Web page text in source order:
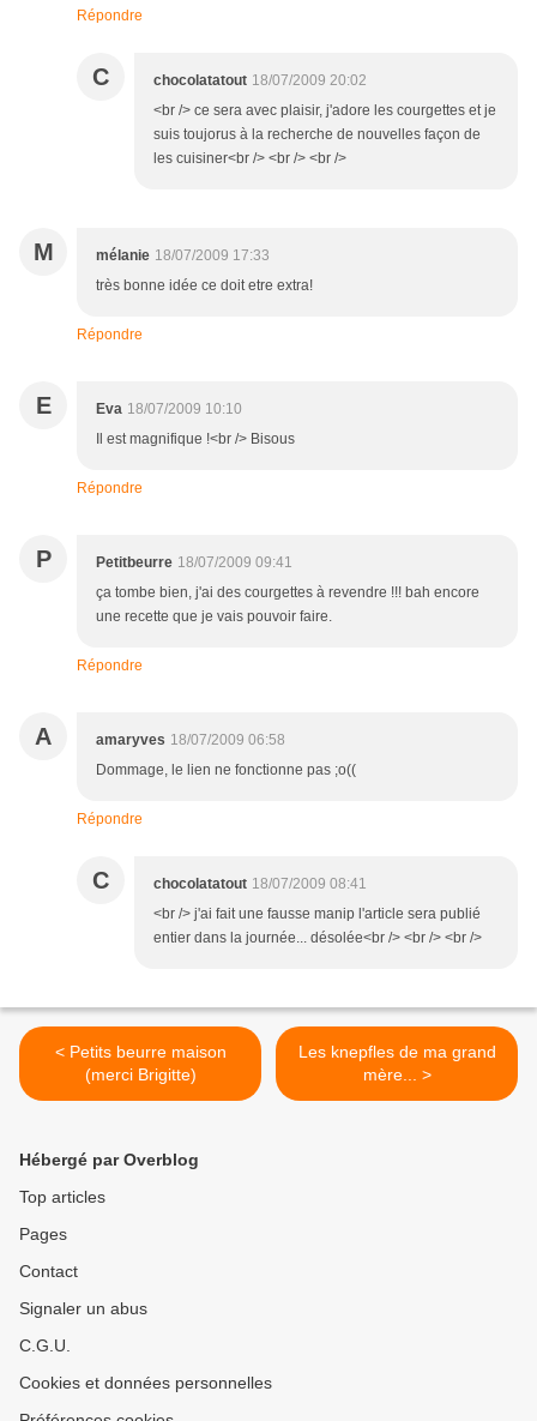
Répondre
C chocolatatout 18/07/2009 20:02
<br /> ce sera avec plaisir, j'adore les courgettes et je
suis toujorus à la recherche de nouvelles façon de
les cuisiner<br /> <br /> <br />
M mélanie 18/07/2009 17:33
très bonne idée ce doit etre extra!
Répondre
E Eva 18/07/2009 10:10
Il est magnifique !<br /> Bisous
Répondre
P Petitbeurre 18/07/2009 09:41
ça tombe bien, j'ai des courgettes à revendre !!! bah encore
une recette que je vais pouvoir faire.
Répondre
A amaryves 18/07/2009 06:58
Dommage, le lien ne fonctionne pas ;o((
Répondre
C chocolatatout 18/07/2009 08:41
<br /> j'ai fait une fausse manip l'article sera publié
entier dans la journée... désolée<br /> <br /> <br />
< Petits beurre maison
(merci Brigitte)
Les knepfles de ma grand
mère... >
Hébergé par Overblog
Top articles
Pages
Contact
Signaler un abus
C.G.U.
Cookies et données personnelles